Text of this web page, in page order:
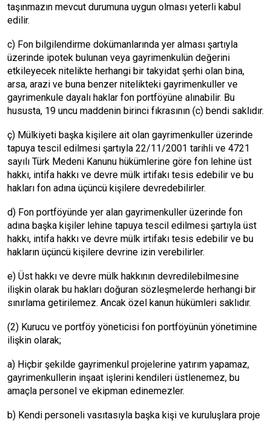
taşınmazın mevcut durumuna uygun olması yeterli kabul
edilir.
c) Fon bilgilendirme dokümanlarında yer alması şartıyla
üzerinde ipotek bulunan veya gayrimenkulün değerini
etkileyecek nitelikte herhangi bir takyidat şerhi olan bina,
arsa, arazi ve buna benzer nitelikteki gayrimenkuller ve
gayrimenkule dayalı haklar fon portföyüne alınabilir. Bu
hususta, 19 uncu maddenin birinci fıkrasının (c) bendi saklıdır.
ç) Mülkiyeti başka kişilere ait olan gayrimenkuller üzerinde
tapuya tescil edilmesi şartıyla 22/11/2001 tarihli ve 4721
sayılı Türk Medeni Kanunu hükümlerine göre fon lehine üst
hakkı, intifa hakkı ve devre mülk irtifakı tesis edebilir ve bu
hakları fon adına üçüncü kişilere devredebilirler.
d) Fon portföyünde yer alan gayrimenkuller üzerinde fon
adına başka kişiler lehine tapuya tescil edilmesi şartıyla üst
hakkı, intifa hakkı ve devre mülk irtifakı tesis edebilir ve bu
hakların üçüncü kişilere devrine izin verebilirler.
e) Üst hakkı ve devre mülk hakkının devredilebilmesine
ilişkin olarak bu hakları doğuran sözleşmelerde herhangi bir
sınırlama getirilemez. Ancak özel kanun hükümleri saklıdır.
(2) Kurucu ve portföy yöneticisi fon portföyünün yönetimine
ilişkin olarak;
a) Hiçbir şekilde gayrimenkul projelerine yatırım yapamaz,
gayrimenkullerin inşaat işlerini kendileri üstlenemez, bu
amaçla personel ve ekipman edinemezler.
b) Kendi personeli vasıtasıyla başka kişi ve kuruluşlara proje